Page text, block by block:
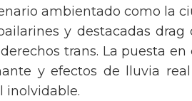
ambientado como la
y destacadas drag
trans. La puesta
y efectos de lluvia
inolvidable.